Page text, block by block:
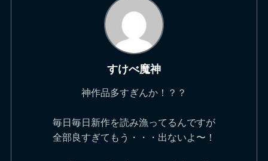
すけべ魔神
神作品多すぎんか！？？
毎日毎日新作を読み漁ってるんですが
全部良すぎてもう・・・出ないよ〜！